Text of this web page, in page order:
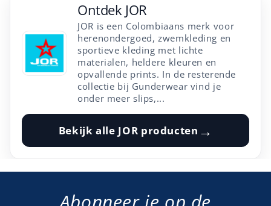
Ontdek JOR
JOR is een Colombiaans merk voor
herenondergoed, zwemkleding en
sportieve kleding met lichte
materialen, heldere kleuren en
opvallende prints. In de resterende
collectie bij Gunderwear vind je
onder meer slips,...
Bekijk alle JOR producten →